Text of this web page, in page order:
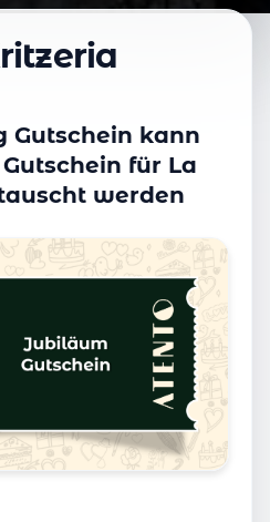
Gutschein kann
für La
werden